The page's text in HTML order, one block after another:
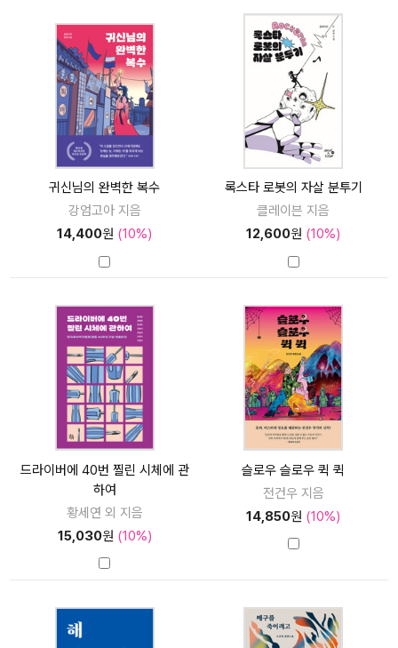
귀신님의 완벽한 복수
강엄고아 지음
14,400원 (10%)
록스타 로봇의 자살 분투기
클레이븐 지음
12,600원 (10%)
드라이버에 40번 찔린 시체에 관
하여
황세연 외 지음
15,030원 (10%)
슬로우 슬로우 퀵 퀵
전건우 지음
14,850원 (10%)